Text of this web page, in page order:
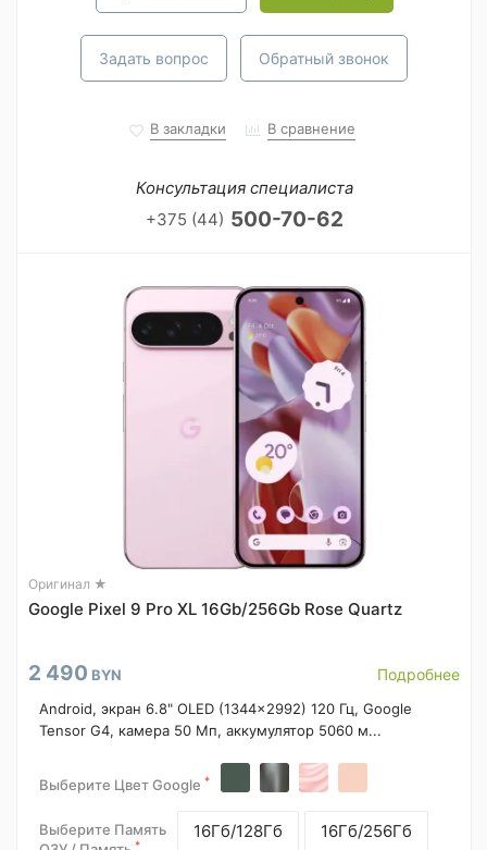
Задать вопрос Обратный звонок
В закладки В сравнение
Консультация специалиста
+375 (44) 500-70-62
Оригинал ★
Google Pixel 9 Pro XL 16Gb/256Gb Rose Quartz
2 490 BYN Подробнее
Android, экран 6.8" OLED (1344x2992) 120 Гц, Google
Tensor G4, камера 50 Мп, аккумулятор 5060 м...
Выберите Цвет Google *
Выберите Память
*
16Гб/128Гб 16Гб/256Гб